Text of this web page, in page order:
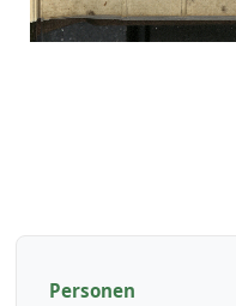
Personen